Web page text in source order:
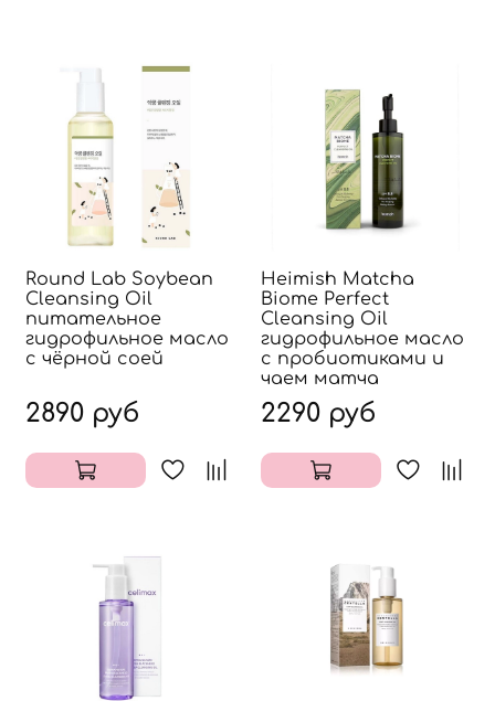
Round Lab Soybean
Cleansing Oil
питательное
гидрофильное масло
с чёрной соей
2890 руб
Heimish Matcha
Biome Perfect
Cleansing Oil
гидрофильное масло
с пробиотиками и
чаем матча
2290 руб